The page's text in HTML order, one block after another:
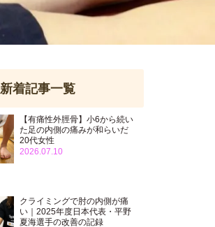
新着記事一覧
【有痛性外脛骨】小6から続い
た足の内側の痛みが和らいだ
20代女性
2026.07.10
クライミングで肘の内側が痛
い｜2025年度日本代表・平野
夏海選手の改善の記録